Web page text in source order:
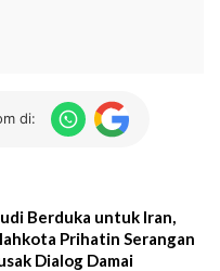
di:
Berduka untuk Iran,
Prihatin Serangan
Dialog Damai